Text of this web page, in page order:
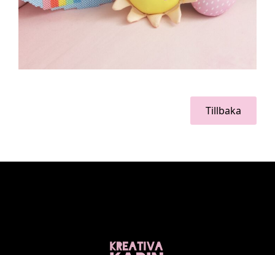
Tillbaka